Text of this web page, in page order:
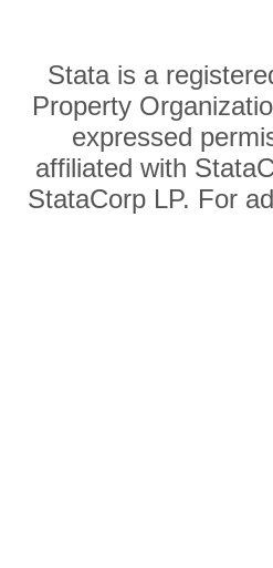
Stata is a
Property
expressed
affiliated with
StataCorp LP. For